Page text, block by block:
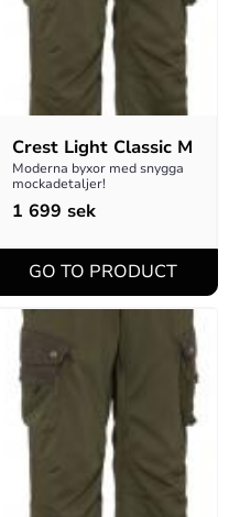
Crest Light Classic M
Moderna byxor med snygga
mockadetaljer!
1 699 sek